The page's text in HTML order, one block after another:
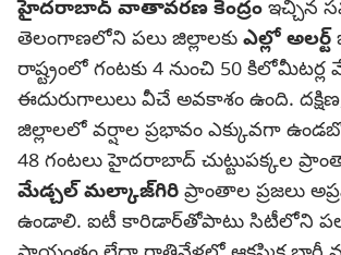
హైదరాబాద్ వాతావరణ కేంద్రం ఇచ్చిన
తెలంగాణలోని పలు జిల్లాలకు ఎల్లో అలర్ట్
రాష్ట్రంలో గంటకు 4 నుంచి 50
ఈదురుగాలులు వీచే అవకాశం ఉంది.
జిల్లాలలో వర్షాల ప్రభావం ఎక్కువగా
48 గంటలు హైదరాబాద్ చుట్టుపక్కల
మేడ్చల్ మల్కాజ్‌గిరి ప్రాంతాల ప్రజలు
ఉండాలి. ఐటీ కారిడార్‌తోపాటు సిటీలోని